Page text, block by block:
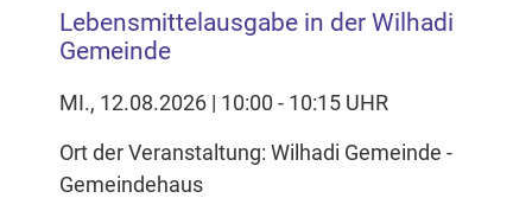
Lebensmittelausgabe in der Wilhadi
Gemeinde
MI., 12.08.2026 | 10:00 - 10:15 UHR
Ort der Veranstaltung: Wilhadi Gemeinde -
Gemeindehaus